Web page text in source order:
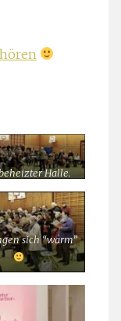
Halle.
alles!
sich “warm”